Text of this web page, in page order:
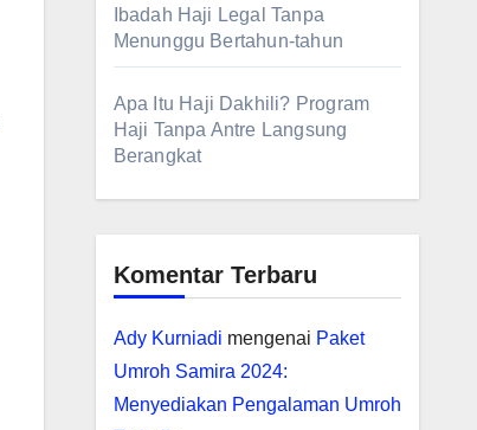
Ibadah Haji Legal Tanpa
Menunggu Bertahun-tahun
Apa Itu Haji Dakhili? Program
Haji Tanpa Antre Langsung
Berangkat
Komentar Terbaru
Ady Kurniadi mengenai Paket
Umroh Samira 2024:
Menyediakan Pengalaman Umroh